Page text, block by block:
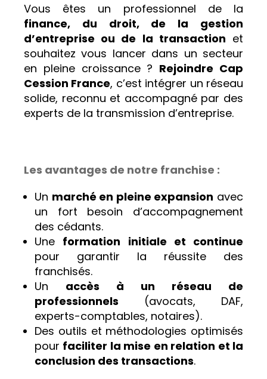
Vous êtes un professionnel de la
finance, du droit, de la gestion
d’entreprise ou de la transaction et
souhaitez vous lancer dans un secteur
en pleine croissance ? Rejoindre Cap
Cession France, c’est intégrer un réseau
solide, reconnu et accompagné par des
experts de la transmission d’entreprise.
Les avantages de notre franchise :
Un marché en pleine expansion avec
un fort besoin d’accompagnement
des cédants.
Une formation initiale et continue
pour garantir la réussite des
franchisés.
Un accès à un réseau de
professionnels (avocats, DAF,
experts-comptables, notaires).
Des outils et méthodologies optimisés
pour faciliter la mise en relation et la
conclusion des transactions.